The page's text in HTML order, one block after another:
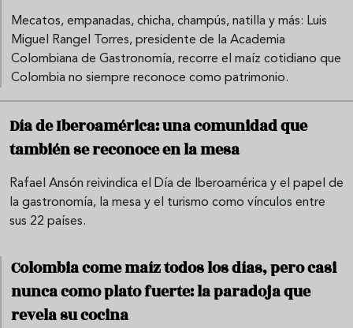
Mecatos, empanadas, chicha, champús, natilla y más: Luis
Miguel Rangel Torres, presidente de la Academia
Colombiana de Gastronomía, recorre el maíz cotidiano que
Colombia no siempre reconoce como patrimonio.
Día de Iberoamérica: una comunidad que
también se reconoce en la mesa
Rafael Ansón reivindica el Día de Iberoamérica y el papel de
la gastronomía, la mesa y el turismo como vínculos entre
sus 22 países.
Colombia come maíz todos los días, pero casi
nunca como plato fuerte: la paradoja que
revela su cocina